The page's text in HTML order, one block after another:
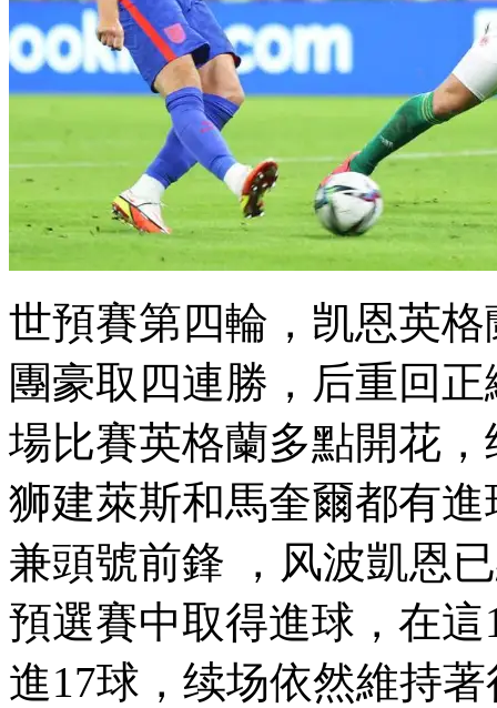
世預賽第四輪，凯恩英
團豪取四連勝 ，后重回正
場比賽英格蘭多點開花，
狮建萊斯和馬奎爾都有進
兼頭號前鋒 ，风波凱
預選賽中取得進球，在
進17球，续场依然維持